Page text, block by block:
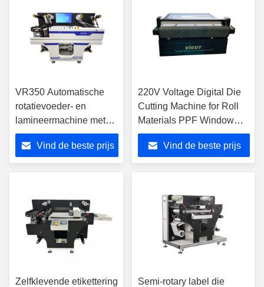
VR350 Automatische
rotatievoeder- en
lamineermachine met
DELTA PLC-besturing
Vind de beste prijs
220V Voltage Digital Die
Cutting Machine for Roll
Materials PPF Window
Tint Flatbed Cutter
VFR1612Vind de beste prijs
Zelfklevende etikettering
Semi-rotary label die